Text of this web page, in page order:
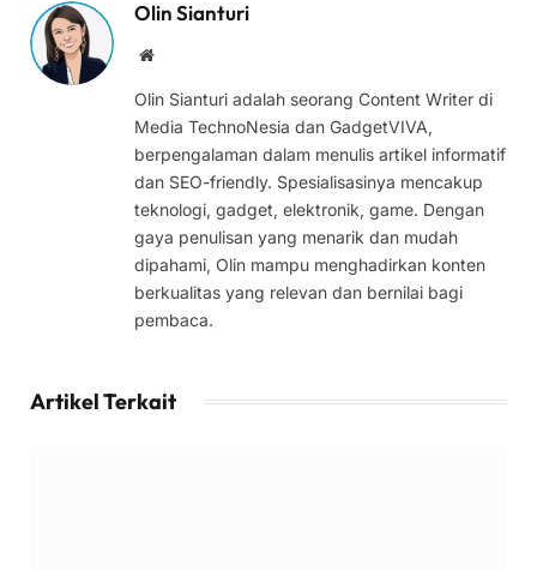
Olin Sianturi
Website
Olin Sianturi adalah seorang Content Writer di
Media TechnoNesia dan GadgetVIVA,
berpengalaman dalam menulis artikel informatif
dan SEO-friendly. Spesialisasinya mencakup
teknologi, gadget, elektronik, game. Dengan
gaya penulisan yang menarik dan mudah
dipahami, Olin mampu menghadirkan konten
berkualitas yang relevan dan bernilai bagi
pembaca.
Artikel Terkait